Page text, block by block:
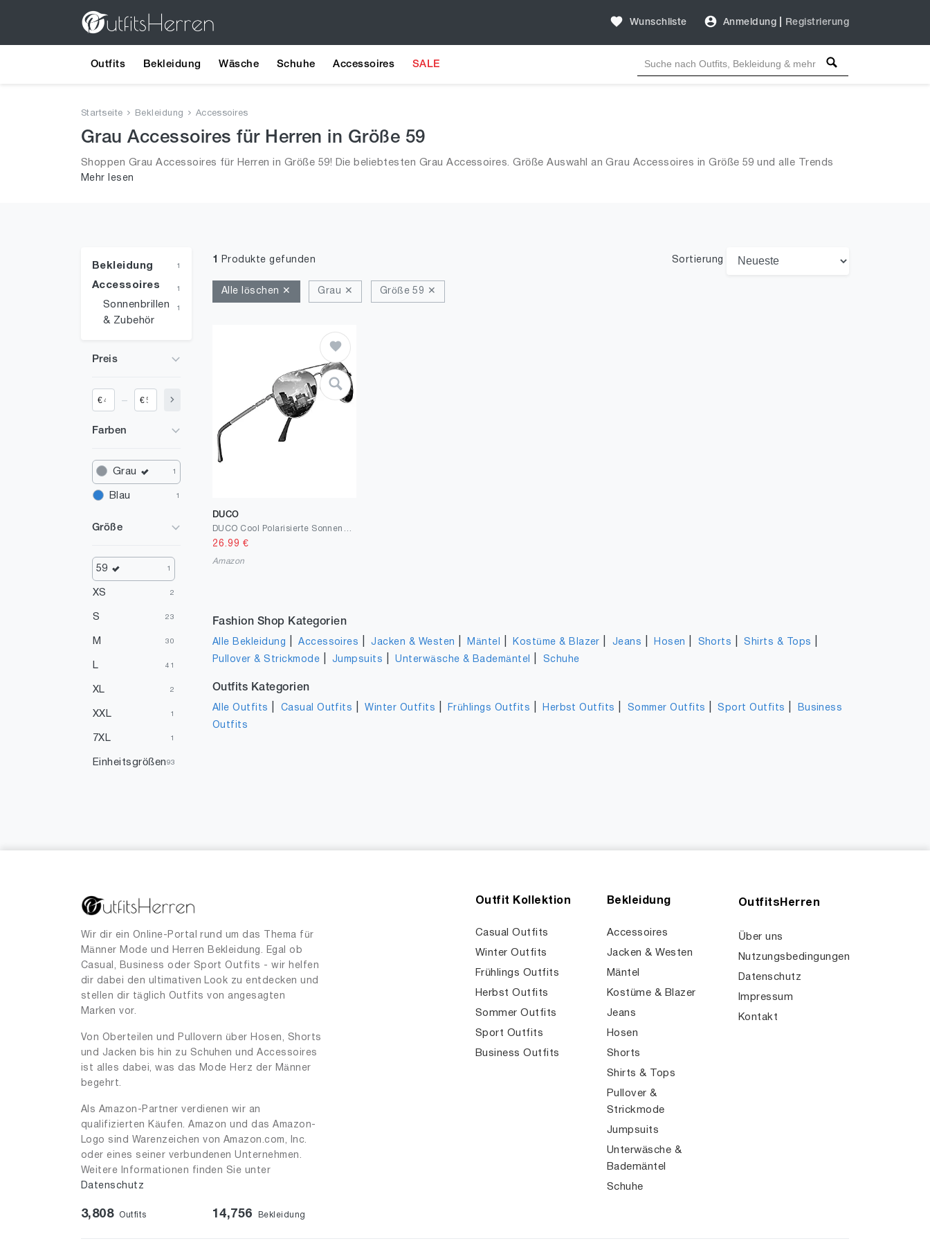
Wunschliste Anmeldung Registrierung
Outfits Bekleidung Wäsche Schuhe Accessoires SALE
Startseite Bekleidung Accessoires
Grau Accessoires für Herren in Größe 59
Shoppen Grau Accessoires für Herren in Größe 59! Die beliebtesten Grau Accessoires. Größe Auswahl an Grau Accessoires in Größe 59 und alle Trends
aus 2026 für Männer!
Mehr lesen
Bekleidung 1
Accessoires 1
Sonnenbrillen
& Zubehör
1
Preis
€ €
Farben
Grau 1
Blau 1
Größe
59 1
XS 2
S 23
M 30
L 41
XL 2
XXL 1
7XL 1
Einheitsgrößen 93
27 1
33 1
39 1
40
42
90 1
100
105 3
1 Produkte gefunden Sortierung
Alle löschen ✕ Grau ✕ Größe 59 ✕
DUCO
26.99 €
Amazon
Fashion Shop Kategorien
Alle Bekleidung |Accessoires |Jacken & Westen Mäntel Kostüme & Blazer Jeans Hosen Shorts |Shirts & Tops
Pullover & Strickmode |Jumpsuits |Unterwäsche & Bademäntel Schuhe
Outfits Kategorien
Alle Outfits Casual Outfits |Winter Outfits Frühlings Outfits Herbst Outfits Sommer Outfits |Sport Outfits
Business
Outfits
Wir dir ein Online-Portal rund um das Thema für
Männer Mode und Herren Bekleidung. Egal ob
Casual, Business oder Sport Outfits - wir helfen
dir dabei den ultimativen Look zu entdecken und
stellen dir täglich Outfits von angesagten
Marken vor.
Von Oberteilen und Pullovern über Hosen, Shorts
und Jacken bis hin zu Schuhen und Accessoires
ist alles dabei, was das Mode Herz der Männer
begehrt.
Als Amazon-Partner verdienen wir an
qualifizierten Käufen. Amazon und das Amazon-
Logo sind Warenzeichen von Amazon.com, Inc.
oder eines seiner verbundenen Unternehmen.
Weitere Informationen finden Sie unter
Datenschutz
3,808 Outfits 14,756 Bekleidung
Outfit Kollektion
Casual Outfits
Winter Outfits
Frühlings Outfits
Herbst Outfits
Sommer Outfits
Sport Outfits
Business Outfits
Bekleidung
Accessoires
Jacken & Westen
Mäntel
Kostüme & Blazer
Jeans
Hosen
Shorts
Shirts & Tops
Pullover &
Strickmode
Jumpsuits
Unterwäsche &
Bademäntel
Schuhe
OutfitsHerren
Über uns
Nutzungsbedingungen
Datenschutz
Impressum
Kontakt